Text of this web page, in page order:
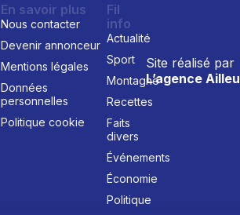
Site réalisé par
L’agence
En savoir plus
Nous contacter
Devenir annonceur
Mentions légales
Données
personnelles
Politique cookie
Fil
info
Actualité
Sport
Montagne
Recettes
Faits
divers
Événements
Économie
Politique